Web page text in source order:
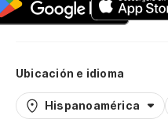
Ubicación e idioma
Hispanoamérica